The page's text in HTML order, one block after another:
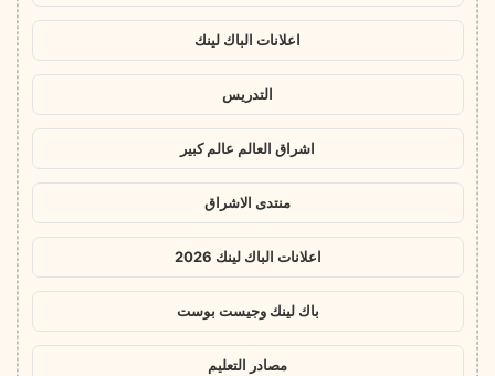
اعلانات الباك لينك
التدريس
اشراق العالم عالم كبير
منتدى الاشراق
اعلانات الباك لينك 2026
باك لينك وجيست بوست
مصادر التعليم